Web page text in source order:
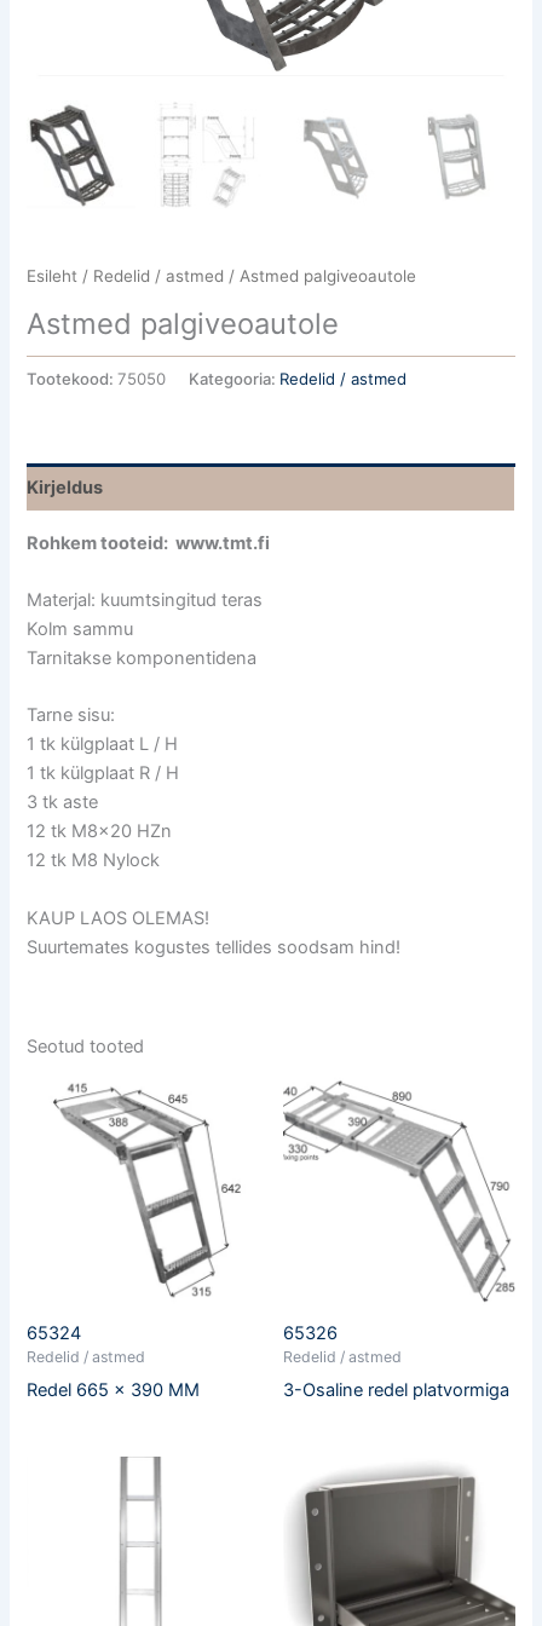
Esileht / Redelid / astmed / Astmed palgiveoautole
Astmed palgiveoautole
Tootekood:75050 Kategooria: Redelid / astmed
Kirjeldus
Rohkem tooteid: www.tmt.fi
Materjal: kuumtsingitud teras
Kolm sammu
Tarnitakse komponentidena
Tarne sisu:
1 tk külgplaat L / H
1 tk külgplaat R / H
3 tk aste
12 tk M8x20 HZn
12 tk M8 Nylock
KAUP LAOS OLEMAS!
Suurtemates kogustes tellides soodsam hind!
Seotud tooted
65324
Redelid / astmed
Redel 665 x 390 MM
65326
Redelid / astmed
3-Osaline redel platvormiga